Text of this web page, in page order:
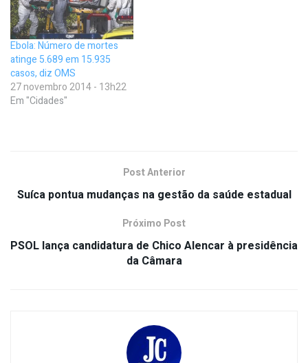
Ebola: Número de mortes
atinge 5.689 em 15.935
casos, diz OMS
27 novembro 2014 - 13h22
Em "Cidades"
Post Anterior
Suíca pontua mudanças na gestão da saúde estadual
Próximo Post
PSOL lança candidatura de Chico Alencar à presidência
da Câmara